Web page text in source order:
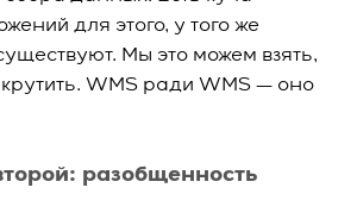
для этого, у того же
Мы это можем взять,
WMS ради WMS — оно
разобщенность